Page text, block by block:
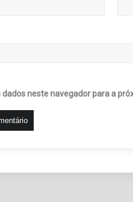
dados neste navegador para a